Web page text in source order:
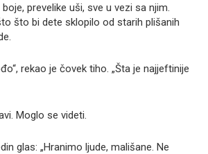
prevelike uši, sve u vezi sa njim.
što bi dete sklopilo od starih plišanih
rekao je čovek tiho. „Šta je najjeftinije
Moglo se videti.
glas: „Hranimo ljude, mališane. Ne